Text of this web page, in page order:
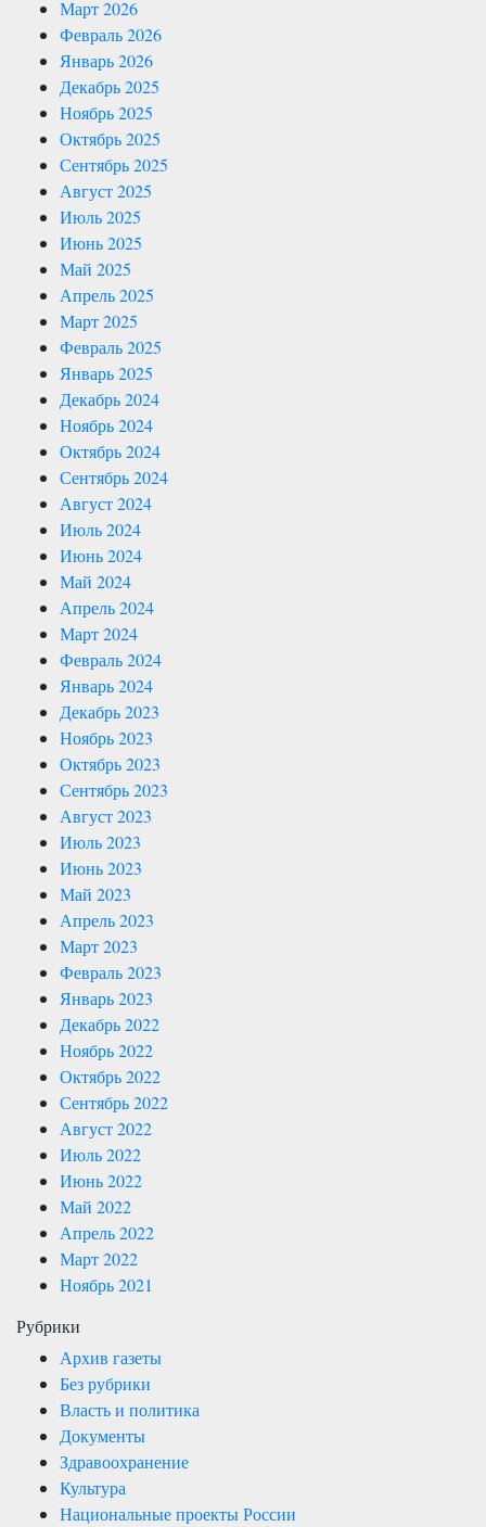
Март 2026
Февраль 2026
Январь 2026
Декабрь 2025
Ноябрь 2025
Октябрь 2025
Сентябрь 2025
Август 2025
Июль 2025
Июнь 2025
Май 2025
Апрель 2025
Март 2025
Февраль 2025
Январь 2025
Декабрь 2024
Ноябрь 2024
Октябрь 2024
Сентябрь 2024
Август 2024
Июль 2024
Июнь 2024
Май 2024
Апрель 2024
Март 2024
Февраль 2024
Январь 2024
Декабрь 2023
Ноябрь 2023
Октябрь 2023
Сентябрь 2023
Август 2023
Июль 2023
Июнь 2023
Май 2023
Апрель 2023
Март 2023
Февраль 2023
Январь 2023
Декабрь 2022
Ноябрь 2022
Октябрь 2022
Сентябрь 2022
Август 2022
Июль 2022
Июнь 2022
Май 2022
Апрель 2022
Март 2022
Ноябрь 2021
Рубрики
Архив газеты
Без рубрики
Власть и политика
Документы
Здравоохранение
Культура
Национальные проекты России